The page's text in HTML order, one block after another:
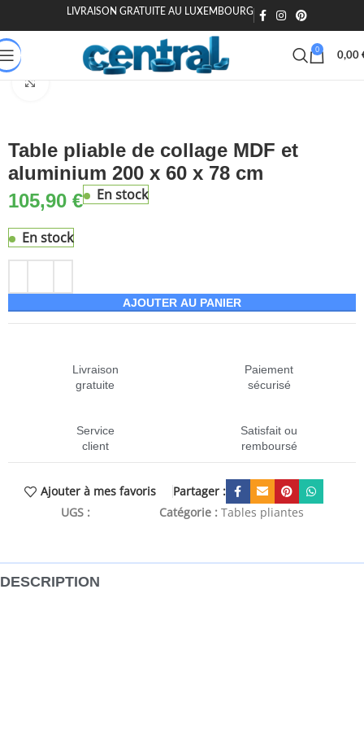
LIVRAISON GRATUITE AU LUXEMBOURG
0
0,00
Accueil Maison & Jardin Meuble Tables Tables pliantes
Table pliable de collage MDF et
aluminium 200 x 60 x 78 cm
105,90 € En stock
En stock
AJOUTER AU PANIER
Livraison
gratuite
Paiement
sécurisé
Service
client
Satisfait ou
remboursé
Ajouter à mes favoris
Partager :
UGS :
Catégorie : Tables pliantes
DESCRIPTION
🎁 20€ offerts dès 200€ - Code : MOIEN20🏷️ 15€ dès 120€ -